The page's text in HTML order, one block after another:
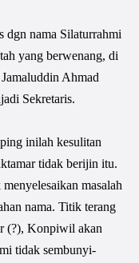
dgn nama Silaturrahmi
yang berwenang, di
Ahmad
Sekretaris.
inilah kesulitan
tidak berijin itu.
masalah
nama. Titik terang
(?), Konpiwil akan
tidak sembunyi-